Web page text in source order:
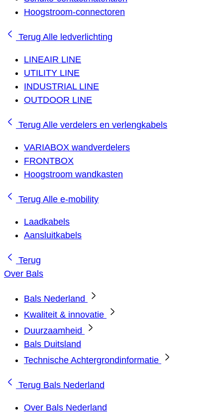
Hoogstroom-connectoren
Terug Alle ledverlichting
LINEAIR LINE
UTILITY LINE
INDUSTRIAL LINE
OUTDOOR LINE
Terug Alle verdelers en verlengkabels
VARIABOX wandverdelers
FRONTBOX
Hoogstroom wandkasten
Terug Alle e-mobility
Laadkabels
Aansluitkabels
Terug
Over Bals
Bals Nederland
Kwaliteit & innovatie
Duurzaamheid
Bals Duitsland
Technische Achtergrondinformatie
Terug Bals Nederland
Over Bals Nederland